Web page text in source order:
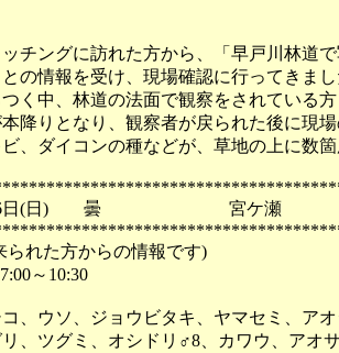
チングに訪れた方から、「早戸川林道
の情報を受け、現場確認に行ってきま
く中、林道の法面で観察をされている
降りとなり、観察者が戻られた後に現
、ダイコンの種などが、草地の上に数
月26日(日) 曇 宮ケ瀬
られた方からの情報です)
～10:30
、ウソ、ジョウビタキ、ヤマセミ、ア
ツグミ、オシドリ♂8、カワウ、アオ